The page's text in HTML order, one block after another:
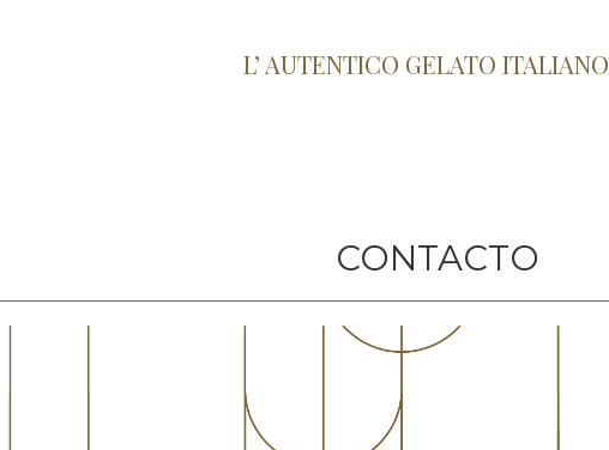
L’ AUTENTICO GELATO ITALIANO
CONTACTO